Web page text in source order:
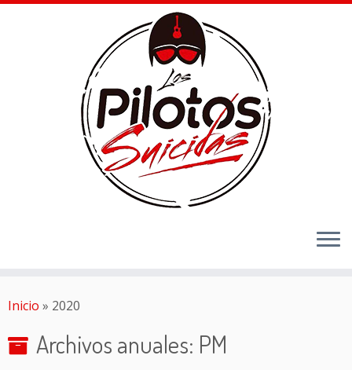
Inicio » 2020
Archivos anuales: PM